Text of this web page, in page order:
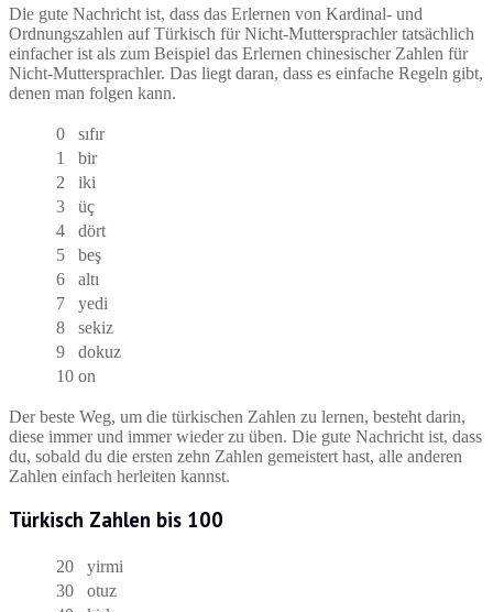
Die gute Nachricht ist, dass das Erlernen von Kardinal- und
Ordnungszahlen auf Türkisch für Nicht-Muttersprachler tatsächlich
einfacher ist als zum Beispiel das Erlernen chinesischer Zahlen für
Nicht-Muttersprachler. Das liegt daran, dass es einfache Regeln gibt,
denen man folgen kann.
0
sıfır
1
bir
2
iki
3
üç
4
dört
5
beş
6
altı
7
yedi
8
sekiz
9
dokuz
10 on
Der beste Weg, um die türkischen Zahlen zu lernen, besteht darin,
diese immer und immer wieder zu üben. Die gute Nachricht ist, dass
du, sobald du die ersten zehn Zahlen gemeistert hast, alle anderen
Zahlen einfach herleiten kannst.
Türkisch Zahlen bis 100
20
yirmi
30
otuz